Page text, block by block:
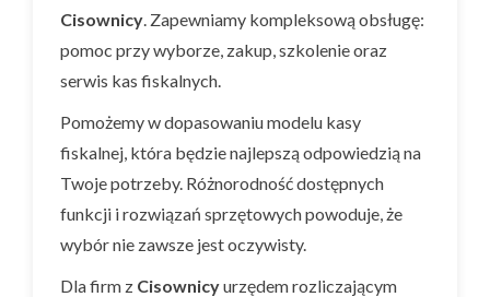
Cisownicy. Zapewniamy kompleksową obsługę:
pomoc przy wyborze, zakup, szkolenie oraz
serwis kas fiskalnych.
Pomożemy w dopasowaniu modelu kasy
fiskalnej, która będzie najlepszą odpowiedzią na
Twoje potrzeby. Różnorodność dostępnych
funkcji i rozwiązań sprzętowych powoduje, że
wybór nie zawsze jest oczywisty.
Dla firm z Cisownicyurzędem rozliczającym